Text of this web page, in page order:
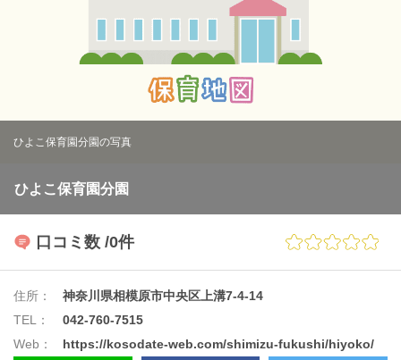
ひよこ保育園分園の写真
ひよこ保育園分園
口コミ数 /0件
住所：
神奈川県相模原市中央区上溝7-4-14
TEL：
042-760-7515
Web：
https://kosodate-web.com/shimizu-fukushi/hiyoko/